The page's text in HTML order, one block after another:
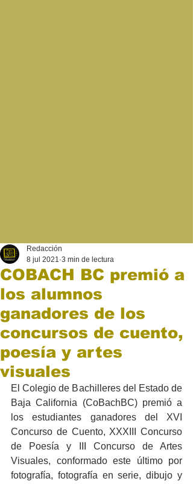
COBACH BC premió a
los alumnos
ganadores de los
concursos de cuento,
poesía y artes
visuales
Redacción
8 jul 2021 3 min de lectura
El Colegio de Bachilleres del Estado de
Baja California (CoBachBC) premió a
los estudiantes ganadores del XVI
Concurso de Cuento, XXXIII Concurso
de Poesía y III Concurso de Artes
Visuales, conformado este último por
fotografía, fotografía en serie, dibujo y